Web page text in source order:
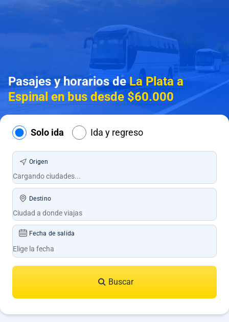
Pasajes y horarios deLa Plata a
Espinal en bus desde $60.000
Solo ida Ida y regreso
Origen
Destino
Fecha de salida
Buscar